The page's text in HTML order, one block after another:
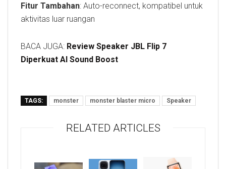
Fitur Tambahan: Auto-reconnect, kompatibel untuk
aktivitas luar ruangan
BACA JUGA: Review Speaker JBL Flip 7
Diperkuat AI Sound Boost
TAGS: monster monster blaster micro Speaker
RELATED ARTICLES